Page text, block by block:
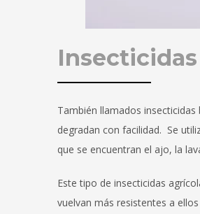
También llamados
degradan con facilidad. Se
que se encuentran el ajo, la
Este tipo de insecticidas
vuelvan más resistentes a